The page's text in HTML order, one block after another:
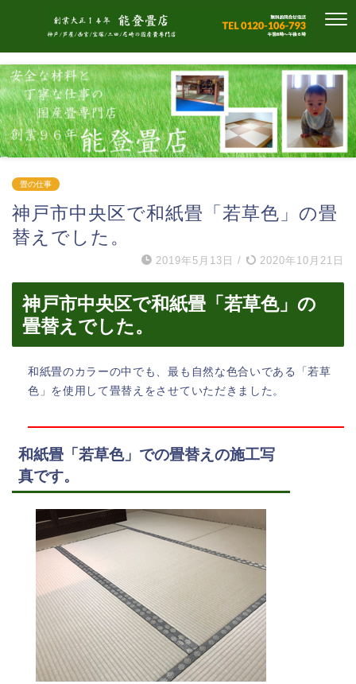
畳の仕事
神戸市中央区で和紙畳「若草色」の畳
替えでした。
2019年5月13日 / 2020年10月21日
神戸市中央区で和紙畳「若草色」の
畳替えでした。
和紙畳のカラーの中でも、最も自然な色合いである「若草
色」を使用して畳替えをさせていただきました。
和紙畳「若草色」での畳替えの施工写
真です。